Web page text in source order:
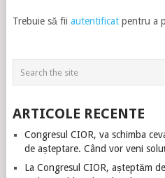
Trebuie să fii autentificatpentru a
ARTICOLE RECENTE
Congresul CIOR, va schimba
de așteptare. Când vor veni
La Congresul CIOR, așteptăm